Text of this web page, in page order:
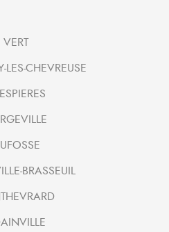
VERT
LES-CHEVREUSE
BRASSEUIL